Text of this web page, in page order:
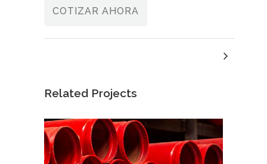
COTIZAR AHORA
Related Projects